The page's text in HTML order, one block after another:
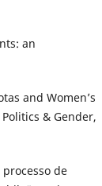
an
and Women’s
& Gender,
processo de